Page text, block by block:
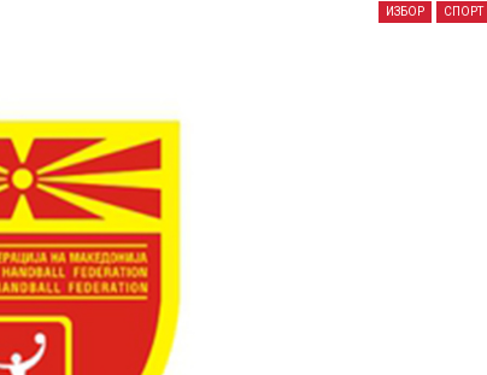
ИЗБОР СПОРТ